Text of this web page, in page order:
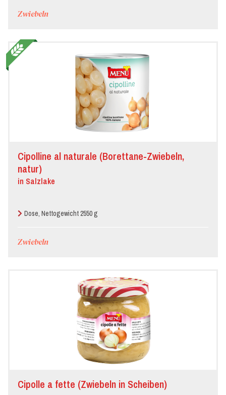
Zwiebeln
Cipolline al naturale (Borettane-Zwiebeln,
natur)
in Salzlake
Dose, Nettogewicht 2550 g
Zwiebeln
Cipolle a fette (Zwiebeln in Scheiben)